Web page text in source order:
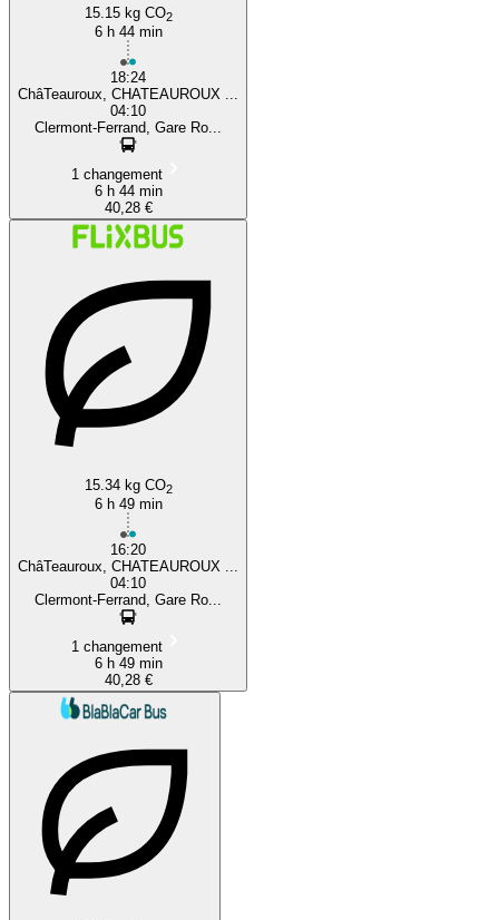
15.15 kg CO2
6 h 44 min
18:24
ChâTeauroux, CHATEAUROUX ...
04:10
Clermont-Ferrand, Gare Ro...
1 changement
6 h 44 min
40,28 €
15.34 kg CO2
6 h 49 min
16:20
ChâTeauroux, CHATEAUROUX ...
04:10
Clermont-Ferrand, Gare Ro...
1 changement
6 h 49 min
40,28 €